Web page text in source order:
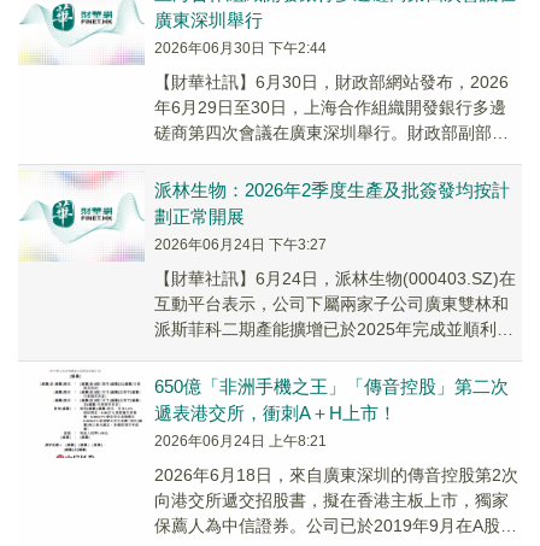
廣東深圳舉行
2026年06月30日 下午2:44
【財華社訊】6月30日，財政部網站發布，2026
年6月29日至30日，上海合作組織開發銀行多邊
磋商第四次會議在廣東深圳舉行。財政部副部長
共...
派林生物：2026年2季度生產及批簽發均按計
劃正常開展
2026年06月24日 下午3:27
【財華社訊】6月24日，派林生物(000403.SZ)在
互動平台表示，公司下屬兩家子公司廣東雙林和
派斯菲科二期產能擴增已於2025年完成並順利投
650億「非洲手機之王」「傳音控股」第二次
遞表港交所，衝刺A＋H上市！
2026年06月24日 上午8:21
2026年6月18日，來自廣東深圳的傳音控股第2次
向港交所遞交招股書，擬在香港主板上市，獨家
保薦人為中信證券。公司已於2019年9月在A股科